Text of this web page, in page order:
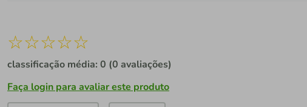
☆☆☆☆☆
classificação média: 0 (0 avaliações)
Faça login para avaliar este produto